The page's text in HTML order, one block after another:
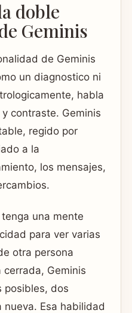
doble
Geminis
de Geminis
un diagnostico ni
habla
contraste. Geminis
regido por
a la
los mensajes,
una mente
para ver varias
otra persona
Geminis
posibles, dos
Esa habilidad